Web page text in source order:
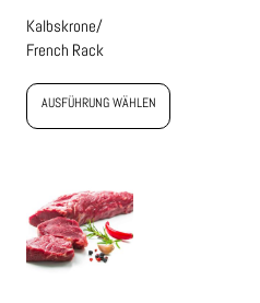
Kalbskrone/
French Rack
AUSFÜHRUNG WÄHLEN